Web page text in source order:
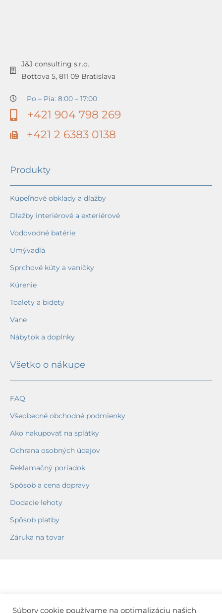
J&J consulting s.r.o.
Bottova 5, 811 09 Bratislava
Po – Pia: 8:00 – 17:00
+421 904 798 269
+421 2 6383 0138
Produkty
Kúpeľňové obklady a dlažby
Dlažby interiérové a exteriérové
Vodovodné batérie
Umývadlá
Sprchové kúty a vaničky
Kúrenie
Toalety a bidety
Vane
Nábytok a doplnky
Všetko o nákupe
FAQ
Všeobecné obchodné podmienky
Ako nakupovať na splátky
Ochrana osobných údajov
Reklamačný poriadok
Spôsob a cena dopravy
Dodacie lehoty
Spôsob platby
Záruka na tovar
Súbory cookie používame na optimalizáciu našich